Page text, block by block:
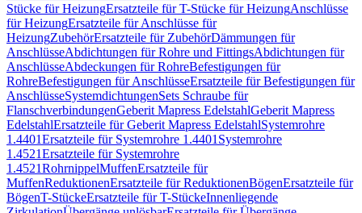
Stücke für HeizungErsatzteile für T-Stücke für HeizungAnschlüsse
für HeizungErsatzteile für Anschlüsse für
HeizungZubehörErsatzteile für ZubehörDämmungen für
AnschlüsseAbdichtungen für Rohre und FittingsAbdichtungen für
AnschlüsseAbdeckungen für RohreBefestigungen für
RohreBefestigungen für AnschlüsseErsatzteile für Befestigungen für
AnschlüsseSystemdichtungenSets Schraube für
FlanschverbindungenGeberit Mapress EdelstahlGeberit Mapress
EdelstahlErsatzteile für Geberit Mapress EdelstahlSystemrohre
1.4401Ersatzteile für Systemrohre 1.4401 Systemrohre
1.4521Ersatzteile für Systemrohre
1.4521RohrnippelMuffenErsatzteile für
MuffenReduktionenErsatzteile für ReduktionenBögenErsatzteile für
BögenT-StückeErsatzteile für T-StückeInnenliegende